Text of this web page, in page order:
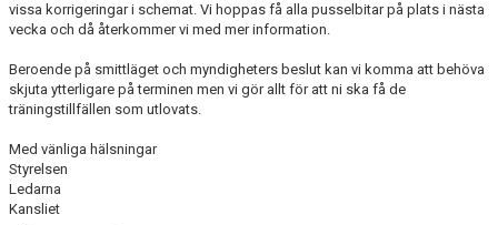
vissa korrigeringar i schemat. Vi hoppas få alla pusselbitar på plats i nästa
vecka och då återkommer vi med mer information.
Beroende på smittläget och myndigheters beslut kan vi komma att behöva
skjuta ytterligare på terminen men vi gör allt för att ni ska få de
träningstillfällen som utlovats.
Med vänliga hälsningar
Styrelsen
Ledarna
Kansliet